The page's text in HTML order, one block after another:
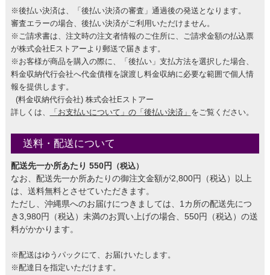
※後払い決済は、「後払い決済の審査」通過後の発送となります。
審査エラーの場合、後払い決済がご利用いただけません。
※ご請求書は、注文時の注文者情報のご住所に、ご請求金額の払込票
が株式会社Eストアーより郵送で届きます。
※お客様が商品を購入の際に、「後払い」支払方法を選択した場合、
料金収納代行会社へ代金債権を譲渡し料金収納に必要な範囲で個人情
報を提供します。
(料金収納代行会社) 株式会社Eストアー
詳しくは、
「お支払いについて」の「後払い決済」 をご覧ください。
送料・配送について
配送先一か所あたり 550円 （税込）
なお、配送先一か所あたりの御注文金額が2,800円（税込）以上
は、送料無料とさせていただきます。
ただし、沖縄県へのお届けにつきましては、1カ所の配送先につ
き3,980円（税込）未満のお買い上げの場合、550円（税込）の送
料がかかります。
※配送はゆうパックにて、お届けいたします。
※配達日を指定いただけます。